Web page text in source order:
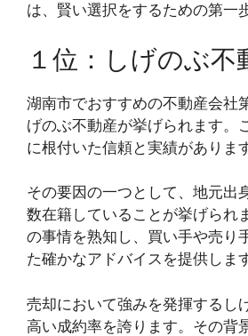
は、賢い選択をするための第一
１位：しげのぶ不
湖南市でおすすめの不動産会社
げのぶ不動産が挙げられます。
に根付いた信頼と実績がありま
その要因の一つとして、地元出
数在籍していることが挙げられ
の事情を熟知し、買い手や売り
た確かなアドバイスを提供しま
売却において強みを発揮するし
高い成約率を誇ります。その背